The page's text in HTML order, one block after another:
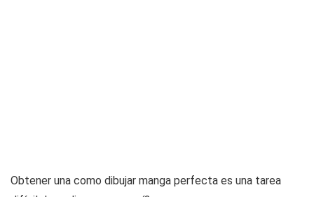
Obtener una como dibujar manga perfecta es una tarea